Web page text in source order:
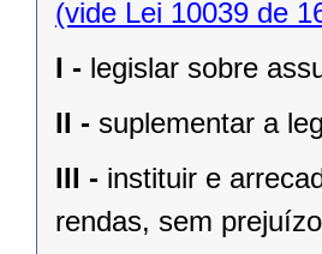
(vide Lei 10039 de
I - legislar sobre
II - suplementar a
III - instituir e
rendas, sem